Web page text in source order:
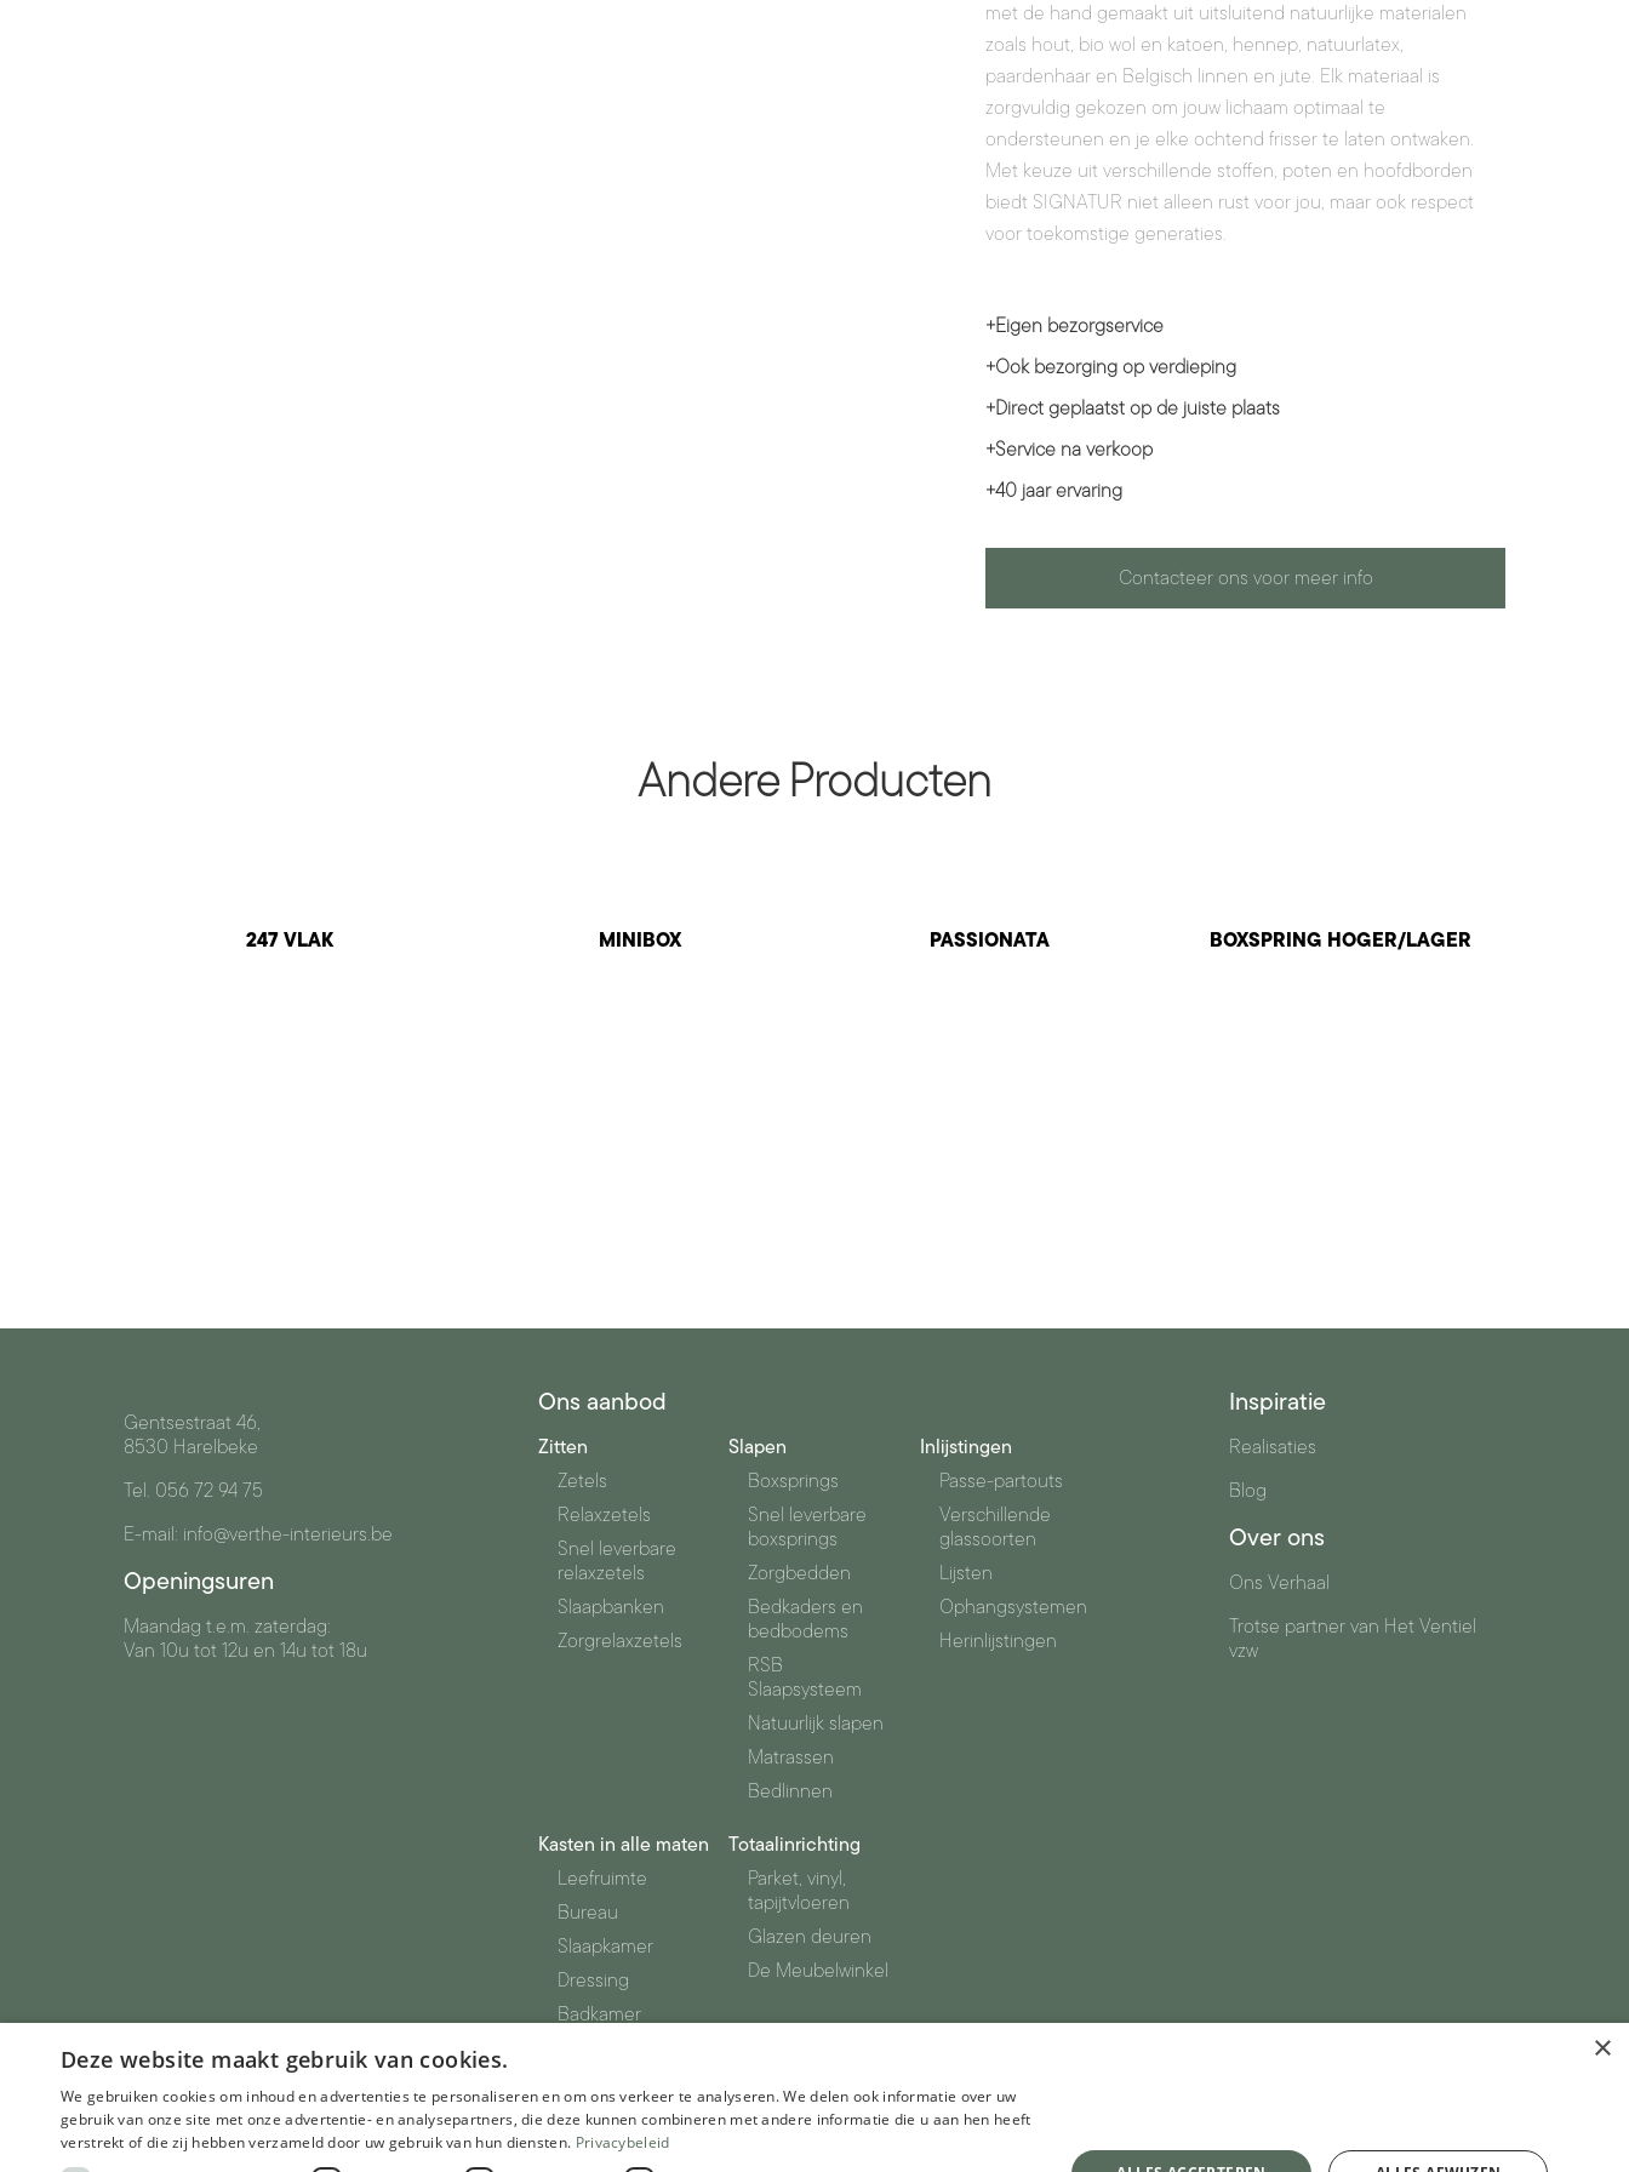
met de hand gemaakt uit uitsluitend natuurlijke materialen
zoals hout, bio wol en katoen, hennep, natuurlatex,
paardenhaar en Belgisch linnen en jute. Elk materiaal is
zorgvuldig gekozen om jouw lichaam optimaal te
ondersteunen en je elke ochtend frisser te laten ontwaken.
Met keuze uit verschillende stoffen, poten en hoofdborden
biedt SIGNATUR niet alleen rust voor jou, maar ook respect
voor toekomstige generaties.
+Eigen bezorgservice
+Ook bezorging op verdieping
+Direct geplaatst op de juiste plaats
+Service na verkoop
+40 jaar ervaring
Contacteer ons voor meer info
Andere Producten
247 VLAK MINIBOX PASSIONATA BOXSPRING HOGER/LAGER
Gentsestraat 46,
8530 Harelbeke
Tel. 056 72 94 75
E-mail: info@verthe-interieurs.be
Openingsuren
Maandag t.e.m. zaterdag:
Van 10u tot 12u en 14u tot 18u
Ons aanbod
Zitten
Zetels
Relaxzetels
Snel leverbare
relaxzetels
Slaapbanken
Zorgrelaxzetels
Slapen
Boxsprings
Snel leverbare
boxsprings
Zorgbedden
Bedkaders en
bedbodems
RSB
Slaapsysteem
Natuurlijk slapen
Matrassen
Bedlinnen
Inlijstingen
Passe-partouts
Verschillende
glassoorten
Lijsten
Ophangsystemen
Herinlijstingen
Kasten in alle maten
Leefruimte
Bureau
Slaapkamer
Dressing
Badkamer
Totaalinrichting
Parket, vinyl,
tapijtvloeren
Glazen deuren
De Meubelwinkel
Inspiratie
Realisaties
Blog
Over ons
Ons Verhaal
Trotse partner van Het Ventiel
vzw
×
Deze website maakt gebruik van cookies.
We gebruiken cookies om inhoud en advertenties te personaliseren en om ons verkeer te analyseren. We delen ook informatie over uw
gebruik van onze site met onze advertentie- en analysepartners, die deze kunnen combineren met andere informatie die u aan hen heeft
verstrekt of die zij hebben verzameld door uw gebruik van hun diensten. Privacybeleid